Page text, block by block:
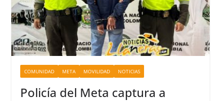
COMUNIDAD META MOVILIDAD NOTICIAS
Policía del Meta captura a